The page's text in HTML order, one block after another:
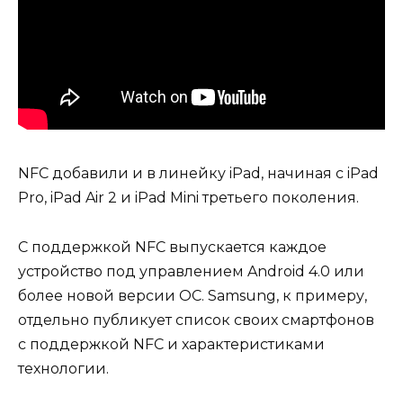
NFC добавили и в линейку iPad, начиная с iPad
Pro, iPad Air 2 и iPad Mini третьего поколения.
С поддержкой NFC выпускается каждое
устройство под управлением Android 4.0 или
более новой версии ОС. Samsung, к примеру,
отдельно публикует список своих смартфонов
с поддержкой NFC и характеристиками
технологии.